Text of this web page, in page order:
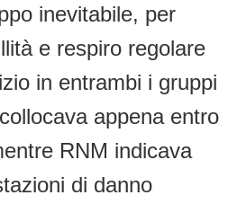
inevitabile, per
e respiro regolare
in entrambi i gruppi
appena entro
RNM indicava
di danno